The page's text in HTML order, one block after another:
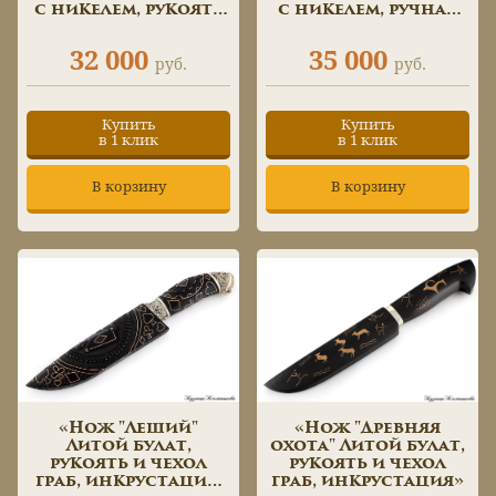
с никелем, рукоять
мамонта, мельхиор»
32 000 руб.
Купить
в 1 клик
В корзину
с никелем, ручная
35 000 руб.
Купить
в 1 клик
В корзину
«Нож "Леший"
Литой булат,
рукоять и чехол
граб, инкрустация,
«Нож "Древняя
охота" Литой булат,
рукоять и чехол
граб, инкрустация»